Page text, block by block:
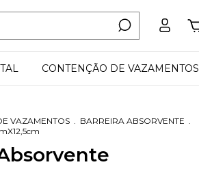
CONTENÇÃO DE VAZAMENTOS
VAZAMENTOS BARREIRA ABSORVENTE